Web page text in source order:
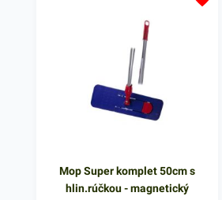
Mop Super komplet 50cm s
hlin.rúčkou - magnetický